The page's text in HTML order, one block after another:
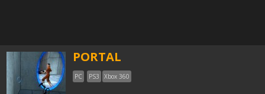
PORTAL
PC PS3 Xbox 360